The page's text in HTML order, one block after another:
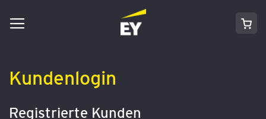
Direkt
zum
Kundenlogin
Registrierte Kunden